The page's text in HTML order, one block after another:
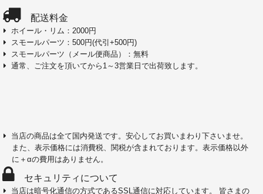
配送料金
ホイール・リム：2000円
スモールパーツ：500円(代引+500円)
スモールパーツ（メール便商品）：無料
通常、ご注文を頂いてから1～3営業日で出荷致します。
当店の商品は全て国内発送です。安心してお買いまわり下さいませ。
また、表示価格には消費税、関税が含まれております。表示価格以外
に＋αの費用はありません。
セキュリティについて
当店は暗号化通信の方式であるSSL通信に対応しています。 皆さまの